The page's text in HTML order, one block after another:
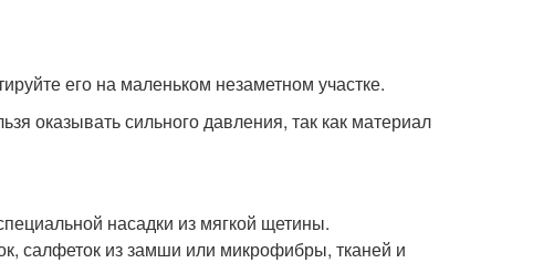
его на маленьком незаметном участке.
оказывать сильного давления, так как материал
насадки из мягкой щетины.
салфеток из замши или микрофибры, тканей и